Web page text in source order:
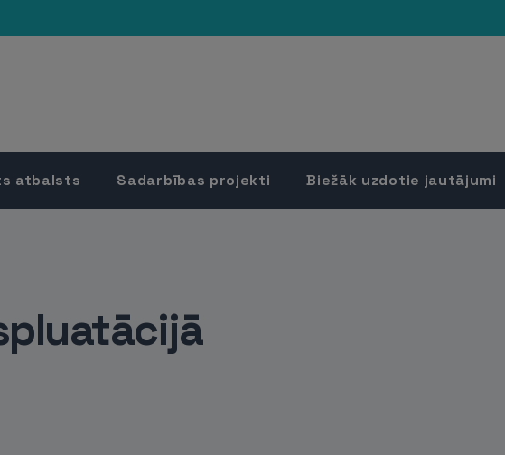
atbalsts Sadarbības projekti Biežāk uzdotie jautājumi